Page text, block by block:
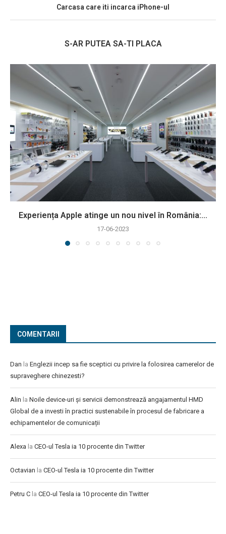
Carcasa care iti incarca iPhone-ul
S-AR PUTEA SA-TI PLACA
Experiența Apple atinge un nou nivel în România:...
17-06-2023
COMENTARII
Dan la Englezii incep sa fie sceptici cu privire la folosirea camerelor de
supraveghere chinezesti?
Alin la Noile device-uri și servicii demonstrează angajamentul HMD
Global de a investi în practici sustenabile în procesul de fabricare a
echipamentelor de comunicații
Alexa la CEO-ul Tesla ia 10 procente din Twitter
Octavian la CEO-ul Tesla ia 10 procente din Twitter
Petru C la CEO-ul Tesla ia 10 procente din Twitter